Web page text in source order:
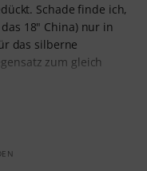
Schade finde ich,
18" China) nur in
das silberne
zum gleich